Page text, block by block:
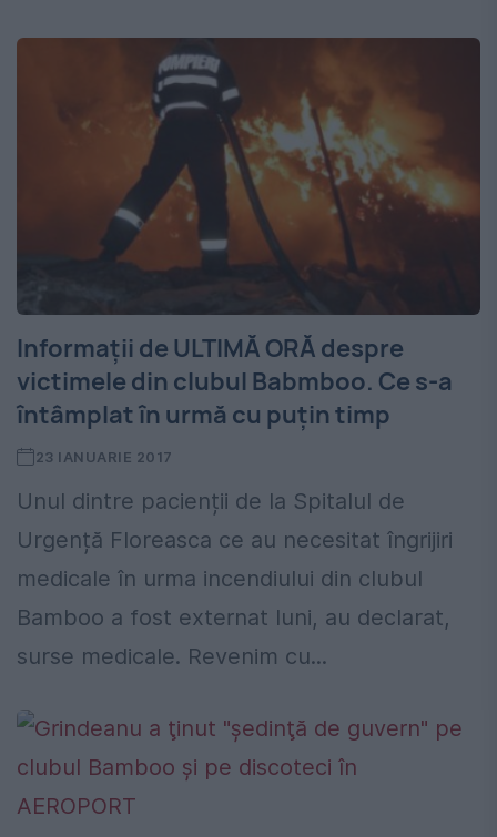
Informații de ULTIMĂ ORĂ despre
victimele din clubul Babmboo. Ce s-a
întâmplat în urmă cu puțin timp
23 IANUARIE 2017
Unul dintre pacienții de la Spitalul de
Urgență Floreasca ce au necesitat îngrijiri
medicale în urma incendiului din clubul
Bamboo a fost externat luni, au declarat,
surse medicale. Revenim cu...